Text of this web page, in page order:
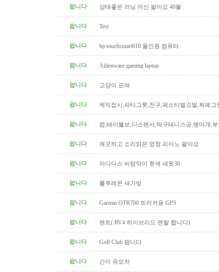
팝니다 상태좋은 러닝 머신 팔아요 40불
팝니다 Test
팝니다 hp touchsmart610 올인원 컴퓨터
팝니다 Ailienware gaming laptop
팝니다 고양이 모래
팝니다 케익접시,파티그릇,전구,페스티벌깃발,뷔페그
팝니다
컵,테이블보,디스펜서,탁구테니스공,병마개,
팝니다
깨끗하고 소리맑은 영창 피아노 팔아요
팝니다 아디다스 바람막이 흰색 새옷30
팝니다 룰루레몬 새가방
팝니다 Garmin OTR700 트러커용 GPS
팝니다 렌트( RV4 하이브리드 렌탈 합니다)
팝니다 Golf Club 팝니다
팝니다 간이 유모차